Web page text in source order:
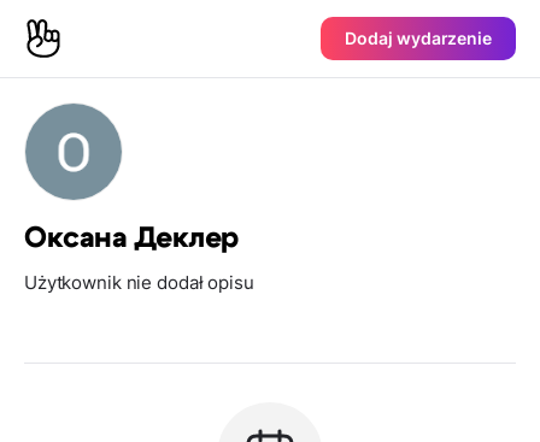
Dodaj wydarzenie
Оксана Деклер
Użytkownik nie dodał opisu